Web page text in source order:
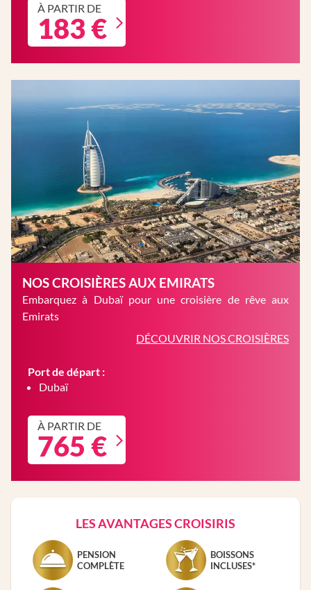
À PARTIR DE
183 €
NOS CROISIÈRES AUX EMIRATS
Embarquez à Dubaï pour une croisière de rêve aux
Emirats
DÉCOUVRIR NOS CROISIÈRES
Port de départ :
Dubaï
À PARTIR DE
765 €
LES AVANTAGES CROISIRIS
PENSION
COMPLÈTE
BOISSONS
INCLUSES*